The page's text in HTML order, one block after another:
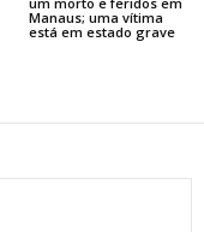
Manaus; uma vítima
está em estado grave